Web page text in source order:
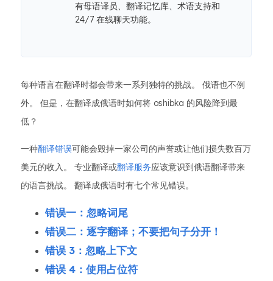
有母语译员、翻译记忆库、术语支持和
24/7 在线聊天功能。
每种语言在翻译时都会带来一系列独特的挑战。 俄语也不例
外。 但是，在翻译成俄语时如何将 oshibka 的风险降到最
低？
一种翻译错误可能会毁掉一家公司的声誉或让他们损失数百万
美元的收入。 专业翻译或翻译服务应该意识到俄语翻译带来
的语言挑战。 翻译成俄语时有七个常见错误。
错误一：忽略词尾
错误二：逐字翻译；不要把句子分开！
错误 3：忽略上下文
错误 4：使用占位符